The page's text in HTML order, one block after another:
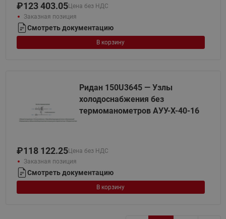
₽123 403.05Цена без НДС
Заказная позиция
Смотреть документацию
В корзину
Ридан 150U3645 — Узлы
холодоснабжения без
термоманометров АУУ-Х-40-16
₽118 122.25Цена без НДС
Заказная позиция
Смотреть документацию
В корзину